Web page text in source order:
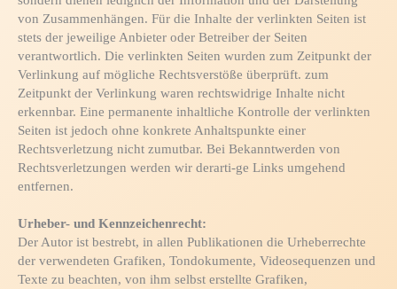
von Zusammenhängen. Für die Inhalte der verlinkten Seiten ist
stets der jeweilige Anbieter oder Betreiber der Seiten
verantwortlich. Die verlinkten Seiten wurden zum Zeitpunkt der
Verlinkung auf mögliche Rechtsverstöße überprüft. zum
Zeitpunkt der Verlinkung waren rechtswidrige Inhalte nicht
erkennbar. Eine permanente inhaltliche Kontrolle der verlinkten
Seiten ist jedoch ohne konkrete Anhaltspunkte einer
Rechtsverletzung nicht zumutbar. Bei Bekanntwerden von
Rechtsverletzungen werden wir derarti-ge Links umgehend
entfernen.
Urheber- und Kennzeichenrecht:
Der Autor ist bestrebt, in allen Publikationen die Urheberrechte
der verwendeten Grafiken, Tondokumente, Videosequenzen und
Texte zu beachten, von ihm selbst erstellte Grafiken,